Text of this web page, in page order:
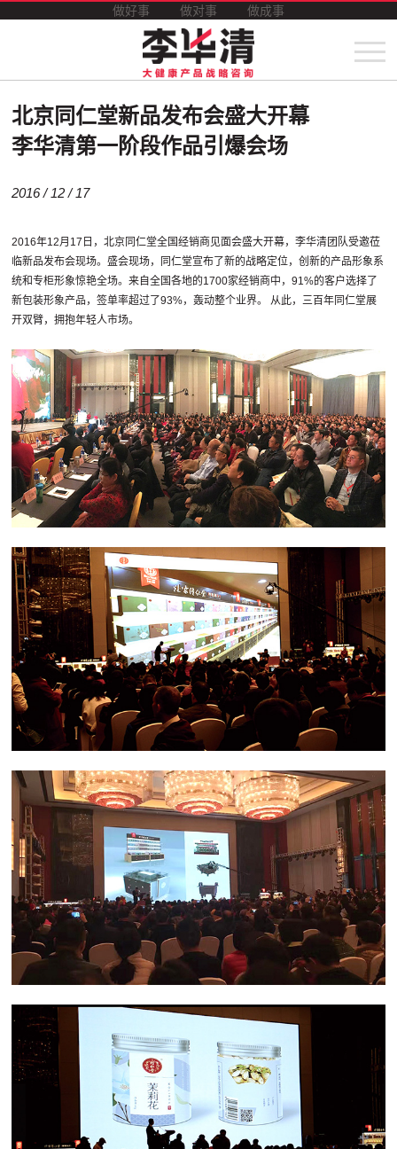
做好事 做对事 做成事
北京同仁堂新品发布会盛大开幕
李华清第一阶段作品引爆会场
2016 / 12 / 17
2016年12月17日，北京同仁堂全国经销商见面会盛大开幕，李华清团队受邀莅
临新品发布会现场。盛会现场，同仁堂宣布了新的战略定位，创新的产品形象系
统和专柜形象惊艳全场。来自全国各地的1700家经销商中，91%的客户选择了
新包装形象产品，签单率超过了93%，轰动整个业界。 从此，三百年同仁堂展
开双臂，拥抱年轻人市场。